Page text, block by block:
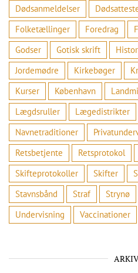
Dødsanmeldelser
Folketællinger
Foredrag
Godser
Gotisk skrift
Jordemødre
Kirkebøger
Kurser
København
Lægdsruller
Lægedistrikter
Navnetraditioner
Retsbetjente
Retsprotokol
Skifteprotokoller
Skifter
Stavnsbånd
Straf Strynø
Undervisning
Vaccinationer